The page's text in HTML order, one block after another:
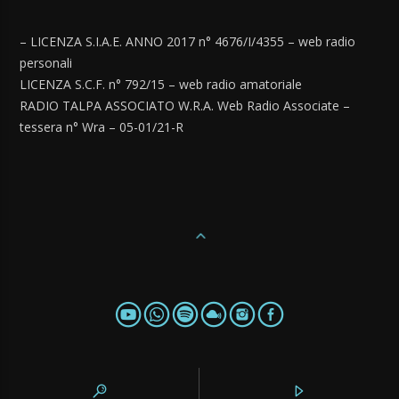
– LICENZA S.I.A.E. ANNO 2017 n° 4676/I/4355 – web radio
personali
LICENZA S.C.F. n° 792/15 – web radio amatoriale
RADIO TALPA ASSOCIATO W.R.A. Web Radio Associate –
tessera n° Wra – 05-01/21-R